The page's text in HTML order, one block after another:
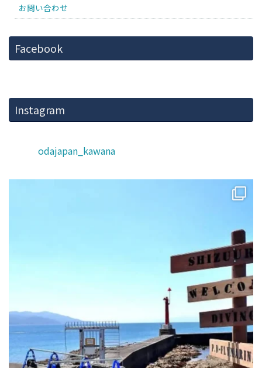
お問い合わせ
Facebook
Instagram
odajapan_kawana